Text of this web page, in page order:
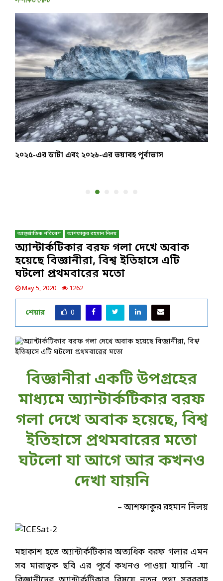
২০২৫-এর ডাটা এবং ২০২৬-এর ভয়াবহ পূর্বাভাস
আন্তর্জাতিক পরিবেশ আশফাকুর রহমান নিলয়
অ্যান্টার্কটিকার বরফ গলা দেখে অবাক
হয়েছে বিজ্ঞানীরা, বিশ্ব ইতিহাসে এটি
ঘটলো প্রথমবারের মতো
May 5, 2020 1262
শেয়ার 0
বিজ্ঞানীরা একটি উপগ্রহের
মাধ্যমে অ্যান্টার্কটিকার বরফ
গলা দেখে অবাক হয়েছে, বিশ্ব
ইতিহাসে প্রথমবারের মতো
ঘটলো যা আগে আর কখনও
দেখা যায়নি
– আশফাকুর রহমান নিলয়
মহাকাশ হতে অ্যান্টার্কটিকার অত্যধিক বরফ গলার এমন
সব মারাত্বক ছবি এর পূর্বে কখনও পাওয়া যায়নি -যা